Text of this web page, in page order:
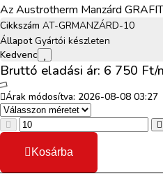
Az Austrotherm Manzárd
Cikkszám AT-GRMANZÁRD-10
Állapot Gyártói készleten
Kedvenc
Bruttó eladási ár: 6 750 Ft/
Árak módosítva: 2026-08-08 03:27
Kosárba